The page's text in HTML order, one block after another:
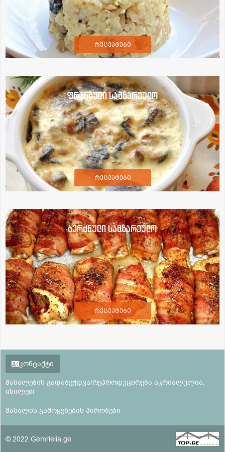
რეცეპტები
ფრანგული სამზარეულო
რეცეპტები
ბერძნული სამზარეულო
რეცეპტები
კონტაქტი
მასალების გადაბეჭდვა/რეპროდუცირება აკრძალულია,
იხილეთ
მასალის გამოყენების პირობები
© 2022 Gemrielia.ge